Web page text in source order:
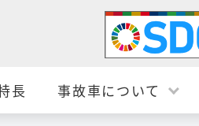
長 事故車について